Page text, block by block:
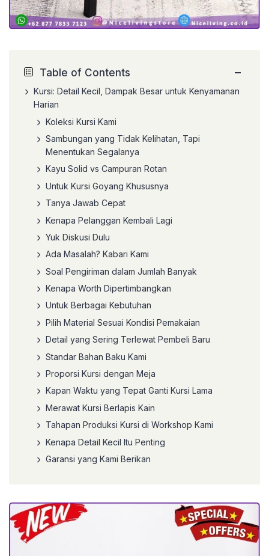
Table of Contents −
Kursi: Detail Kecil, Dampak Besar untuk Kenyamanan
Harian
Koleksi Kursi Kami
Sambungan yang Tidak Kelihatan, Tapi
Menentukan Segalanya
Kayu Solid vs Campuran Rotan
Untuk Kursi Goyang Khususnya
Tanya Jawab Cepat
Kenapa Pelanggan Kembali Lagi
Yuk Diskusi Dulu
Ada Masalah? Kabari Kami
Soal Pengiriman dalam Jumlah Banyak
Kenapa Worth Dipertimbangkan
Untuk Berbagai Kebutuhan
Pilih Material Sesuai Kondisi Pemakaian
Detail yang Sering Terlewat Pembeli Baru
Standar Bahan Baku Kami
Proporsi Kursi dengan Meja
Kapan Waktu yang Tepat Ganti Kursi Lama
Merawat Kursi Berlapis Kain
Tahapan Produksi Kursi di Workshop Kami
Kenapa Detail Kecil Itu Penting
Garansi yang Kami Berikan